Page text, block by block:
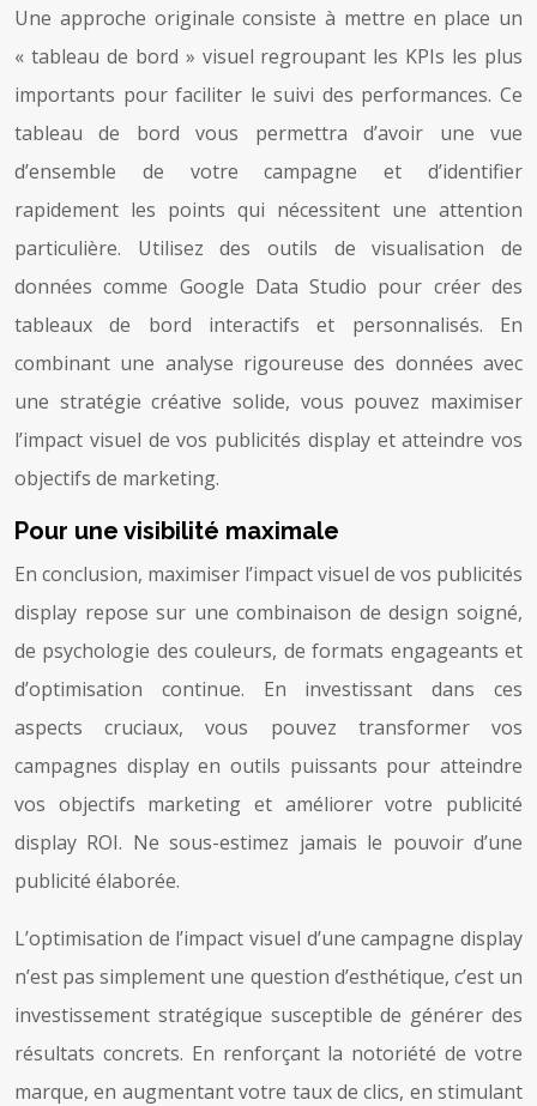
Une approche originale consiste à mettre en place un
« tableau de bord » visuel regroupant les KPIs les plus
importants pour faciliter le suivi des performances. Ce
tableau de bord vous permettra d’avoir une vue
d’ensemble de votre campagne et d’identifier
rapidement les points qui nécessitent une attention
particulière. Utilisez des outils de visualisation de
données comme Google Data Studio pour créer des
tableaux de bord interactifs et personnalisés. En
combinant une analyse rigoureuse des données avec
une stratégie créative solide, vous pouvez maximiser
l’impact visuel de vos publicités display et atteindre vos
objectifs de marketing.
Pour une visibilité maximale
En conclusion, maximiser l’impact visuel de vos publicités
display repose sur une combinaison de design soigné,
de psychologie des couleurs, de formats engageants et
d’optimisation continue. En investissant dans ces
aspects cruciaux, vous pouvez transformer vos
campagnes display en outils puissants pour atteindre
vos objectifs marketing et améliorer votre publicité
display ROI. Ne sous-estimez jamais le pouvoir d’une
publicité élaborée.
L’optimisation de l’impact visuel d’une campagne display
n’est pas simplement une question d’esthétique, c’est un
investissement stratégique susceptible de générer des
résultats concrets. En renforçant la notoriété de votre
marque, en augmentant votre taux de clics, en stimulant